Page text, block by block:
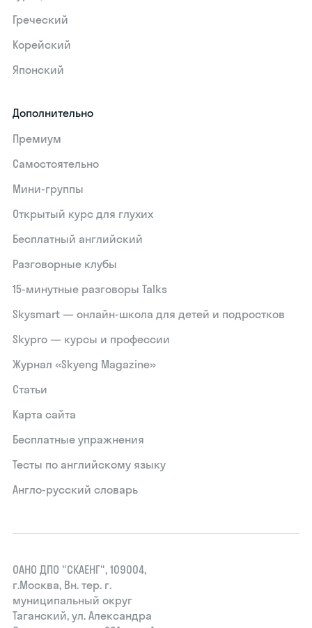
Греческий
Корейский
Японский
Дополнительно
Премиум
Самостоятельно
Мини-группы
Открытый курс для глухих
Бесплатный английский
Разговорные клубы
15‑минутные разговоры Talks
Skysmart — онлайн-школа для детей и подростков
Skypro — курсы и профессии
Журнал «Skyeng Magazine»
Статьи
Карта сайта
Бесплатные упражнения
Тесты по английскому языку
Англо-русский словарь
ОАНО ДПО "СКАЕНГ", 109004,
г.Москва, Вн. тер. г.
муниципальный округ
Таганский, ул. Александра